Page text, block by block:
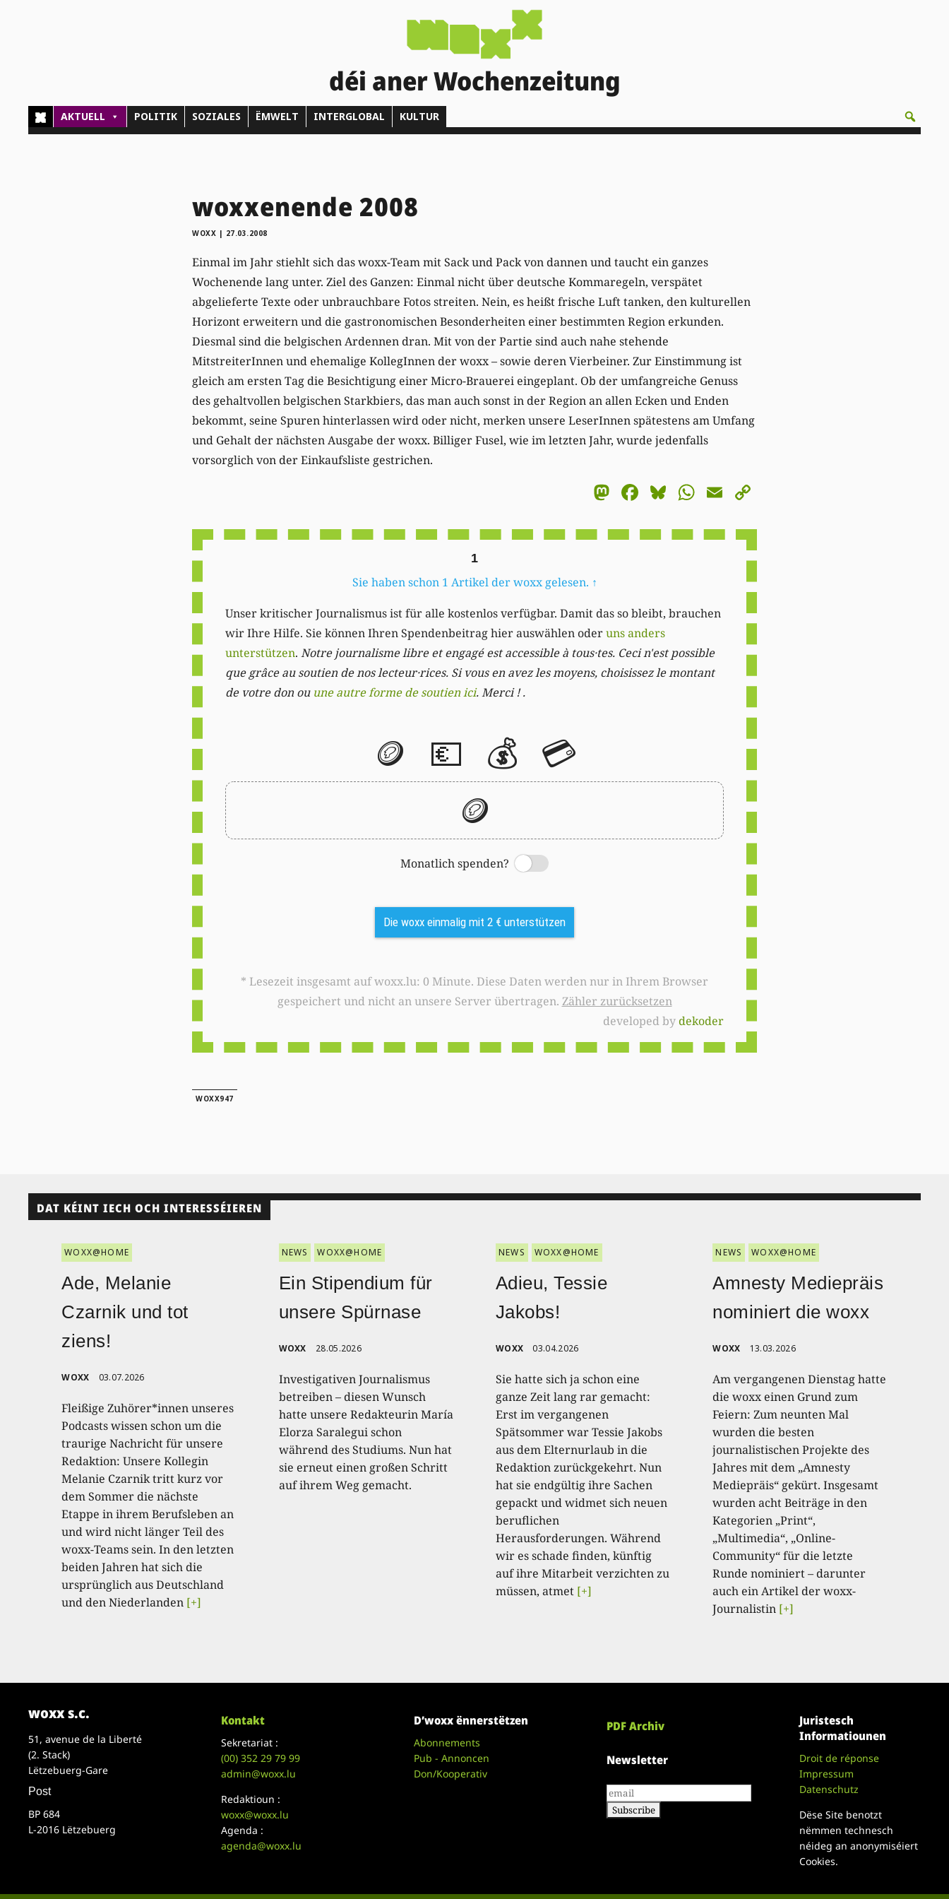
déi aner Wochenzeitung
AKTUELL POLITIK SOZIALES ËMWELT INTERGLOBAL KULTUR
woxxenende 2008
WOXX | 27.03.2008
Einmal im Jahr stiehlt sich das woxx-Team mit Sack und Pack von dannen und taucht ein ganzes
Wochenende lang unter. Ziel des Ganzen: Einmal nicht über deutsche Kommaregeln, verspätet
abgelieferte Texte oder unbrauchbare Fotos streiten. Nein, es heißt frische Luft tanken, den kulturellen
Horizont erweitern und die gastronomischen Besonderheiten einer bestimmten Region erkunden.
Diesmal sind die belgischen Ardennen dran. Mit von der Partie sind auch nahe stehende
MitstreiterInnen und ehemalige KollegInnen der woxx – sowie deren Vierbeiner. Zur Einstimmung ist
gleich am ersten Tag die Besichtigung einer Micro-Brauerei eingeplant. Ob der umfangreiche Genuss
des gehaltvollen belgischen Starkbiers, das man auch sonst in der Region an allen Ecken und Enden
bekommt, seine Spuren hinterlassen wird oder nicht, merken unsere LeserInnen spätestens am Umfang
und Gehalt der nächsten Ausgabe der woxx. Billiger Fusel, wie im letzten Jahr, wurde jedenfalls
vorsorglich von der Einkaufsliste gestrichen.
Mastodon
Facebook
Bluesky
WhatsApp
Email
1
Sie haben schon 1 Artikel der woxx gelesen. ↑
Unser kritischer Journalismus ist für alle kostenlos verfügbar. Damit das so bleibt, brauchen
wir Ihre Hilfe. Sie können Ihren Spendenbeitrag hier auswählen oderuns anders
unterstützen. Notre journalisme libre et engagé est accessible à tous·tes. Ceci n'est possible
que grâce au soutien de nos lecteur·rices. Si vous en avez les moyens, choisissez le montant
de votre don ou une autre forme de soutien ici. Merci ! .
🪙 💶 💰 💳
🪙
Monatlich spenden?
Switch
Die woxx einmalig mit 2 € unterstützen
* Lesezeit insgesamt auf woxx.lu: 0 Minute. Diese Daten werden nur in Ihrem Browser
gespeichert und nicht an unsere Server übertragen. Zähler zurücksetzen
developed bydekoder
WOXX947
DAT KÉINT IECH OCH INTERESSÉIEREN
WOXX@HOME
Ade, Melanie
Czarnik und tot
ziens!
WOXX 03.07.2026
Fleißige Zuhörer*innen unseres
Podcasts wissen schon um die
traurige Nachricht für unsere
Redaktion: Unsere Kollegin
Melanie Czarnik tritt kurz vor
dem Sommer die nächste
Etappe in ihrem Berufsleben an
und wird nicht länger Teil des
woxx-Teams sein. In den letzten
beiden Jahren hat sich die
ursprünglich aus Deutschland
und den Niederlanden [+]
NEWS WOXX@HOME
Ein Stipendium für
unsere Spürnase
WOXX 28.05.2026
Investigativen Journalismus
betreiben – diesen Wunsch
hatte unsere Redakteurin María
Elorza Saralegui schon
während des Studiums. Nun hat
sie erneut einen großen Schritt
auf ihrem Weg gemacht.
NEWS WOXX@HOME
Adieu, Tessie
Jakobs!
WOXX 03.04.2026
Sie hatte sich ja schon eine
ganze Zeit lang rar gemacht:
Erst im vergangenen
Spätsommer war Tessie Jakobs
aus dem Elternurlaub in die
Redaktion zurückgekehrt. Nun
hat sie endgültig ihre Sachen
gepackt und widmet sich neuen
beruflichen
Herausforderungen. Während
wir es schade finden, künftig
auf ihre Mitarbeit verzichten zu
müssen, atmet [+]
NEWS WOXX@HOME
Amnesty Mediepräis
nominiert die woxx
WOXX 13.03.2026
Am vergangenen Dienstag hatte
die woxx einen Grund zum
Feiern: Zum neunten Mal
wurden die besten
journalistischen Projekte des
Jahres mit dem „Amnesty
Mediepräis“ gekürt. Insgesamt
wurden acht Beiträge in den
Kategorien „Print“,
„Multimedia“, „Online-
Community“ für die letzte
Runde nominiert – darunter
auch ein Artikel der woxx-
Journalistin [+]
woxx s.c.
51, avenue de la Liberté
(2. Stack)
Lëtzebuerg-Gare
Post
BP 684
L-2016 Lëtzebuerg
Kontakt
Sekretariat :
(00)352 29 79 99
admin@woxx.lu
Redaktioun :
woxx@woxx.lu
Agenda :
agenda@woxx.lu
D’woxx ënnerstëtzen
Abonnements
Pub - Annoncen
Don/Kooperativ
PDF Archiv
Newsletter
Juristesch
Informatiounen
Droit de réponse
Impressum
Datenschutz
Dëse Site benotzt
nëmmen technesch
néideg an anonymiséiert
Cookies.